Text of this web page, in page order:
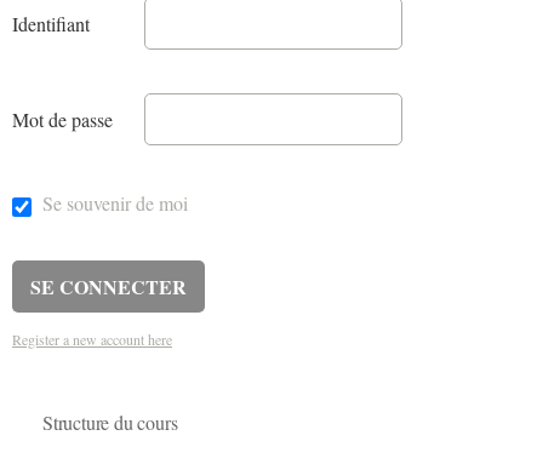
Identifiant
Mot de passe
Se souvenir de moi
Register a new account here
Structure du cours